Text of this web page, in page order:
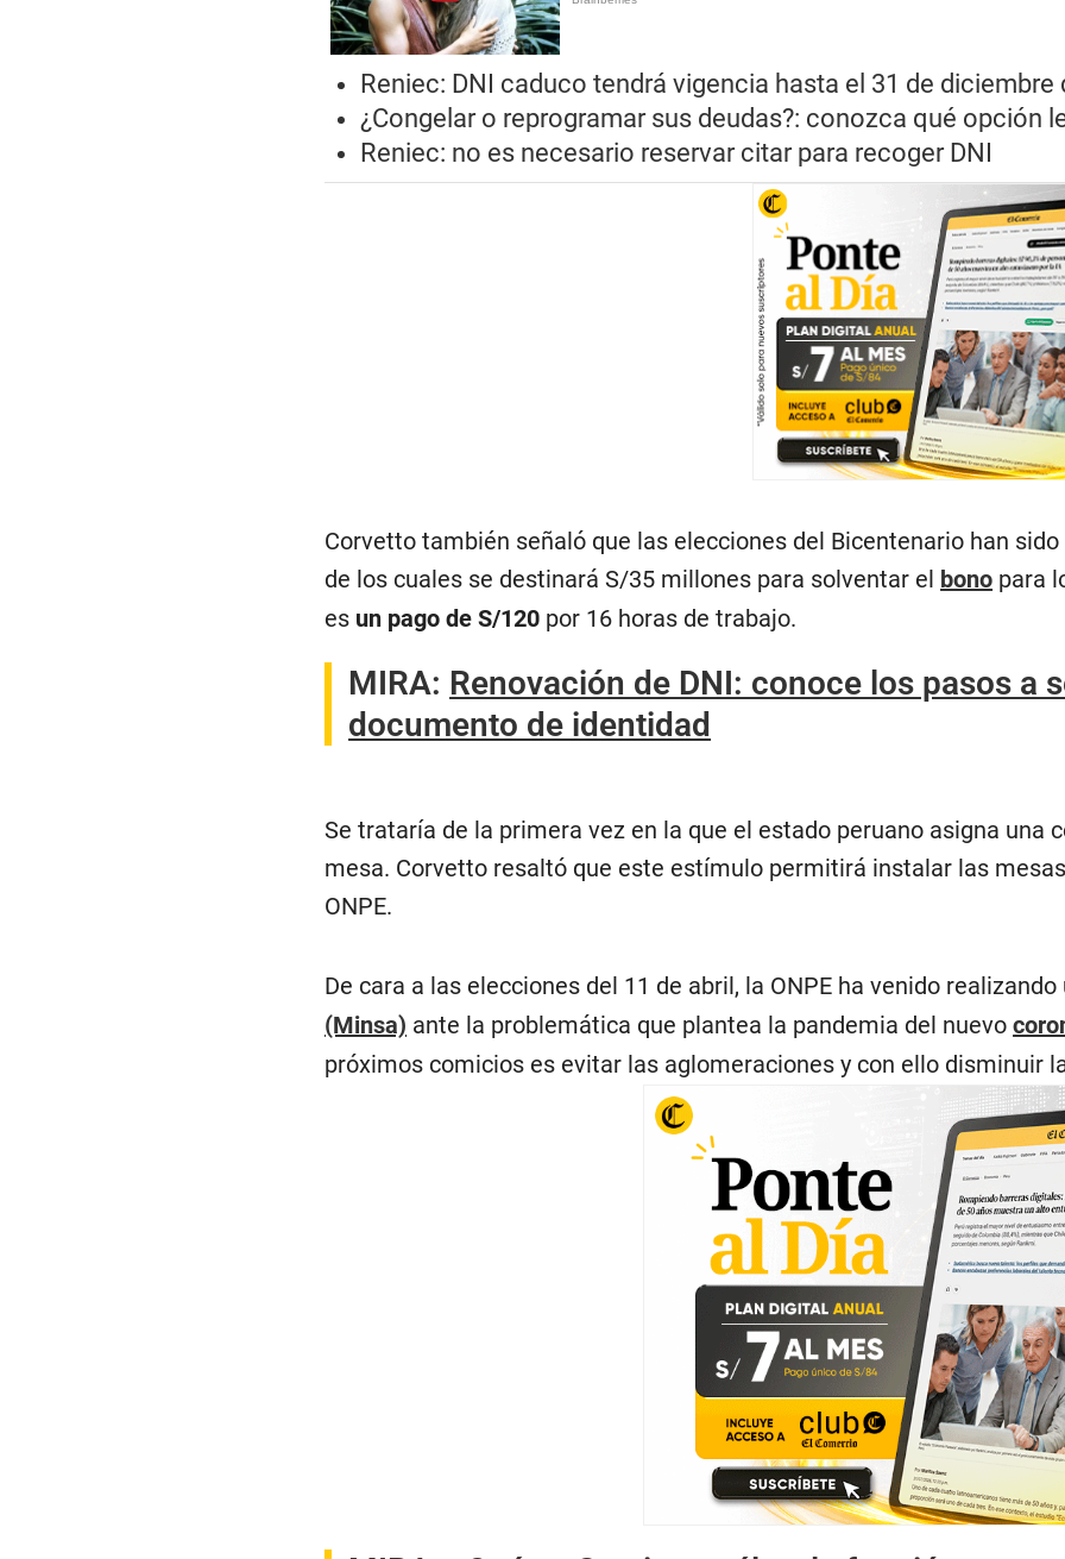
Reniec: DNI caduco tendrá vigencia hasta el 31 de diciembre
¿Congelar o reprogramar sus deudas?: conozca qué opción
Reniec: no es necesario reservar citar para recoger DNI
Corvetto también señaló que las elecciones del Bicentenario han
de los cuales se destinará S/35 millones para solventar el bono para
es un pago de S/120 por 16 horas de trabajo.
MIRA: Renovación de DNI: conoce los pasos a
documento de identidad
Se trataría de la primera vez en la que el estado peruano asigna una
mesa. Corvetto resaltó que este estímulo permitirá instalar las
ONPE.
De cara a las elecciones del 11 de abril, la ONPE ha venido
(Minsa) ante la problemática que plantea la pandemia del nuevo
próximos comicios es evitar las aglomeraciones y con ello disminuir